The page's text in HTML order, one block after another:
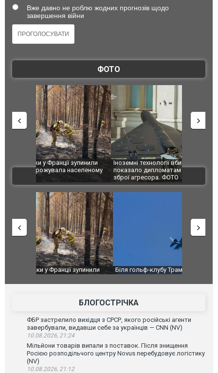
Вже давно не роблю жодних прогнозів щодо
завершення війни
ФОТО
Іноземні технології вбивають українців: ГУР
показало дипломатам західні компоненти у
зброї агресора. ФОТО
Росіяни
ВІДЕО
Біля гольф-клубу Трампа перехопили три літаки.
ВІДЕО
Дві
ГУР із
БЛОГОСТРІЧКА
ФБР застрелило вихідця з СРСР, якого російські агенти
завербували, видавши себе за українців — CNN (NV)
10.08.2026, 21:24
Мільйони товарів випали з поставок. Після знищення
Росією розподільчого центру Novus перебудовує логістику
(NV)
10.08.2026, 21:12